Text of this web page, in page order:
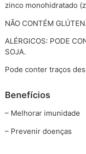
zinco monohidratado
NÃO CONTÉM GLÚTEN.
ALÉRGICOS: PODE
SOJA.
Pode conter traços
Benefícios
– Melhorar imunidade
– Prevenir doenças